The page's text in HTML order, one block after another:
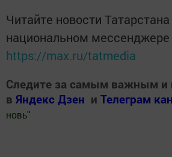
Читайте новости Татарстана
национальном
https://max.ru/tatmedia
Следите за самым важным и
в Яндекс Дзен и Телеграм
новь"